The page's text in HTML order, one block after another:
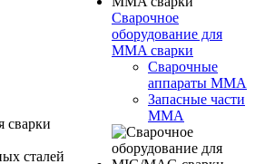
Сварочное
оборудование для
MMA сварки
Сварочные
аппараты MMA
Запасные части
MMA